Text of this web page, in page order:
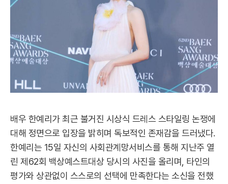
배우 한예리가 최근 불거진 시상식 드레스 스타일링 논쟁에
대해 정면으로 입장을 밝히며 독보적인 존재감을 드러냈다.
한예리는 15일 자신의 사회관계망서비스를 통해 지난주 열
린 제62회 백상예스트대상 당시의 사진을 올리며, 타인의
평가와 상관없이 스스로의 선택에 만족한다는 소신을 전했